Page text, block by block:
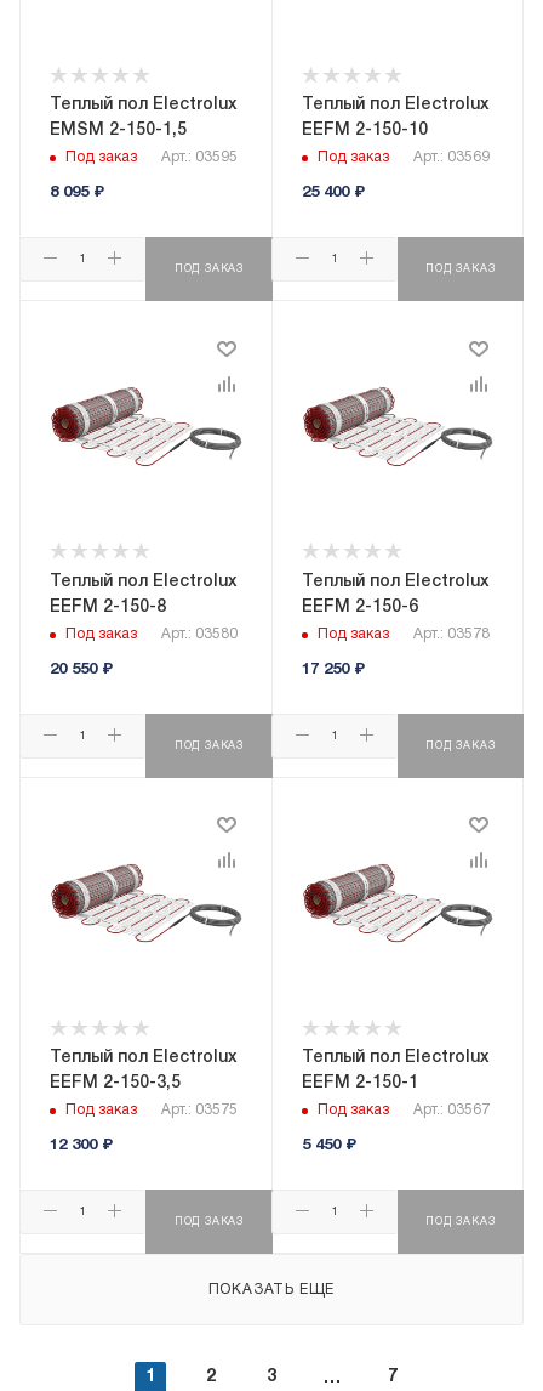
Теплый пол Electrolux
EMSM 2-150-1,5
Под заказ Арт.: 03595
8 095₽
ПОД ЗАКАЗ
Теплый пол Electrolux
EEFM 2-150-10
Под заказ Арт.: 03569
25 400₽
ПОД ЗАКАЗ
Теплый пол Electrolux
EEFM 2-150-8
Под заказ Арт.: 03580
20 550₽
ПОД ЗАКАЗ
Теплый пол Electrolux
EEFM 2-150-6
Под заказ Арт.: 03578
17 250₽
ПОД ЗАКАЗ
Теплый пол Electrolux
EEFM 2-150-3,5
Под заказ Арт.: 03575
12 300₽
ПОД ЗАКАЗ
Теплый пол Electrolux
EEFM 2-150-1
Под заказ Арт.: 03567
5 450₽
ПОД ЗАКАЗ
ПОКАЗАТЬ ЕЩЕ
1 2 3 7